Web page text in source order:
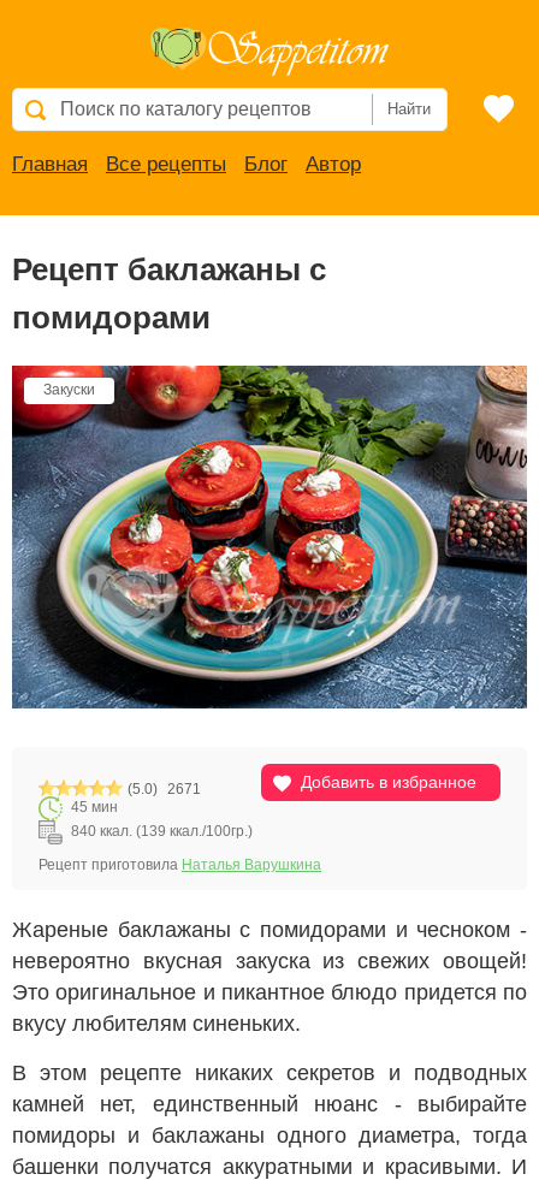
Найти
Главная Все рецепты Блог Автор
Рецепт баклажаны с
помидорами
Закуски
Добавить в избранное
(5.0) 2671
45 мин
840 ккал. (139 ккал./100гр.)
Рецепт приготовила Наталья Варушкина
Жареные баклажаны с помидорами и чесноком -
невероятно вкусная закуска из свежих овощей!
Это оригинальное и пикантное блюдо придется по
вкусу любителям синеньких.
В этом рецепте никаких секретов и подводных
камней нет, единственный нюанс - выбирайте
помидоры и баклажаны одного диаметра, тогда
башенки получатся аккуратными и красивыми. И